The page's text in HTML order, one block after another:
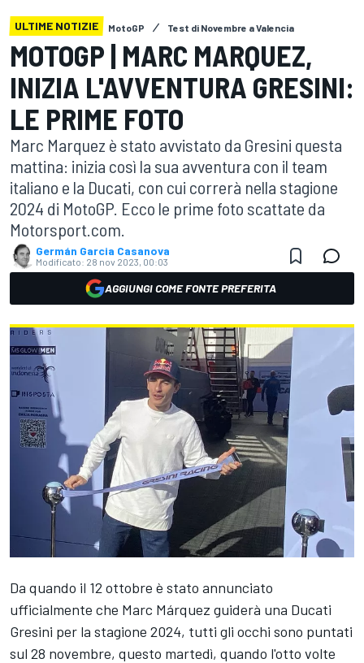
ULTIME NOTIZIE MotoGP Test di Novembre a Valencia
MOTOGP | MARC MARQUEZ,
INIZIA L'AVVENTURA GRESINI:
LE PRIME FOTO
Marc Marquez è stato avvistato da Gresini questa
mattina: inizia così la sua avventura con il team
italiano e la Ducati, con cui correrà nella stagione
2024 di MotoGP. Ecco le prime foto scattate da
Motorsport.com.
Germán Garcia Casanova
Modificato: 28 nov 2023, 00:03
AGGIUNGI COME FONTE PREFERITA
Da quando il 12 ottobre è stato annunciato
ufficialmente che Marc Márquez guiderà una Ducati
Gresini per la stagione 2024, tutti gli occhi sono puntati
sul 28 novembre, questo martedì, quando l'otto volte